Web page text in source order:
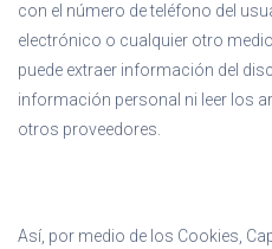
con el número de teléfono del
electrónico o cualquier otro
puede extraer información del
información personal ni leer los
otros proveedores.
Así, por medio de los Cookies,